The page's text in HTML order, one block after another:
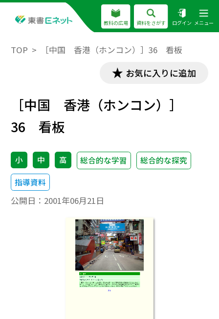
教科の広場 資料をさがす ログイン メニュー
TOP ［中国 香港（ホンコン）］36 看板
お気に入りに追加
［中国 香港（ホンコン）］
36 看板
小 中 高 総合的な学習
総合的な探究
指導資料
公開日： 2001年06月21日